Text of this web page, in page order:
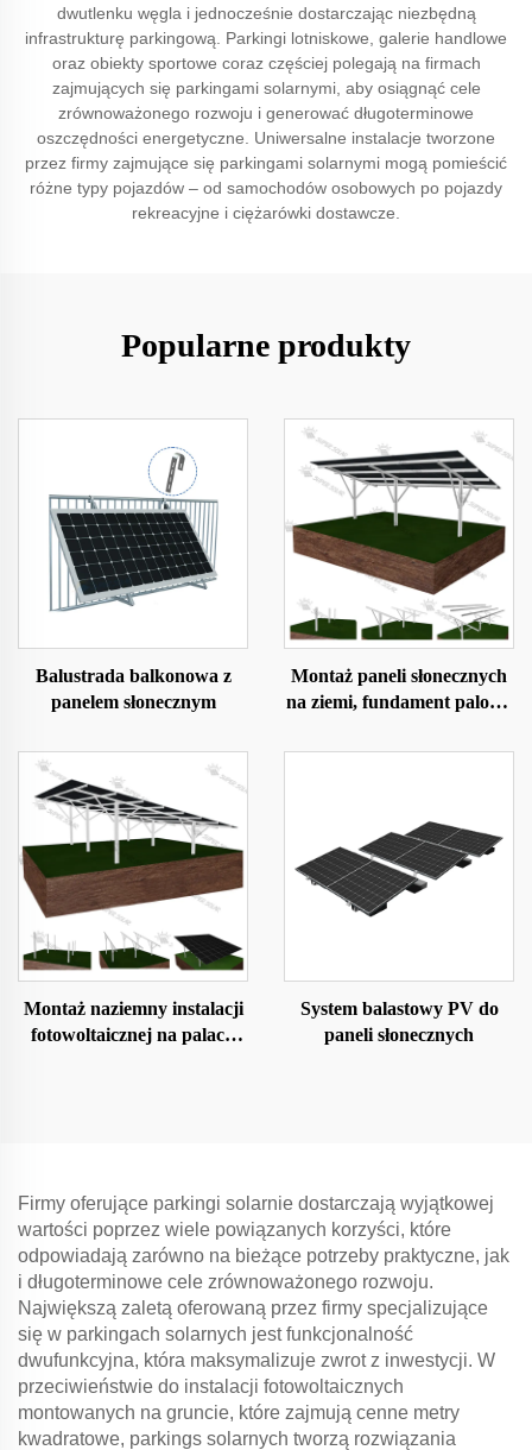
dwutlenku węgla i jednocześnie dostarczając niezbędną
infrastrukturę parkingową. Parkingi lotniskowe, galerie handlowe
oraz obiekty sportowe coraz częściej polegają na firmach
zajmujących się parkingami solarnymi, aby osiągnąć cele
zrównoważonego rozwoju i generować długoterminowe
oszczędności energetyczne. Uniwersalne instalacje tworzone
przez firmy zajmujące się parkingami solarnymi mogą pomieścić
różne typy pojazdów – od samochodów osobowych po pojazdy
rekreacyjne i ciężarówki dostawcze.
Popularne produkty
Balustrada balkonowa z
panelem słonecznym
Montaż paneli słonecznych
na ziemi, fundament palowy
Montaż naziemny instalacji
fotowoltaicznej na palach
System balastowy PV do
paneli słonecznych
Firmy oferujące parkingi solarnie dostarczają wyjątkowej
wartości poprzez wiele powiązanych korzyści, które
odpowiadają zarówno na bieżące potrzeby praktyczne, jak
i długoterminowe cele zrównoważonego rozwoju.
Największą zaletą oferowaną przez firmy specjalizujące
się w parkingach solarnych jest funkcjonalność
dwufunkcyjna, która maksymalizuje zwrot z inwestycji. W
przeciwieństwie do instalacji fotowoltaicznych
montowanych na gruncie, które zajmują cenne metry
kwadratowe, parkings solarnych tworzą rozwiązania